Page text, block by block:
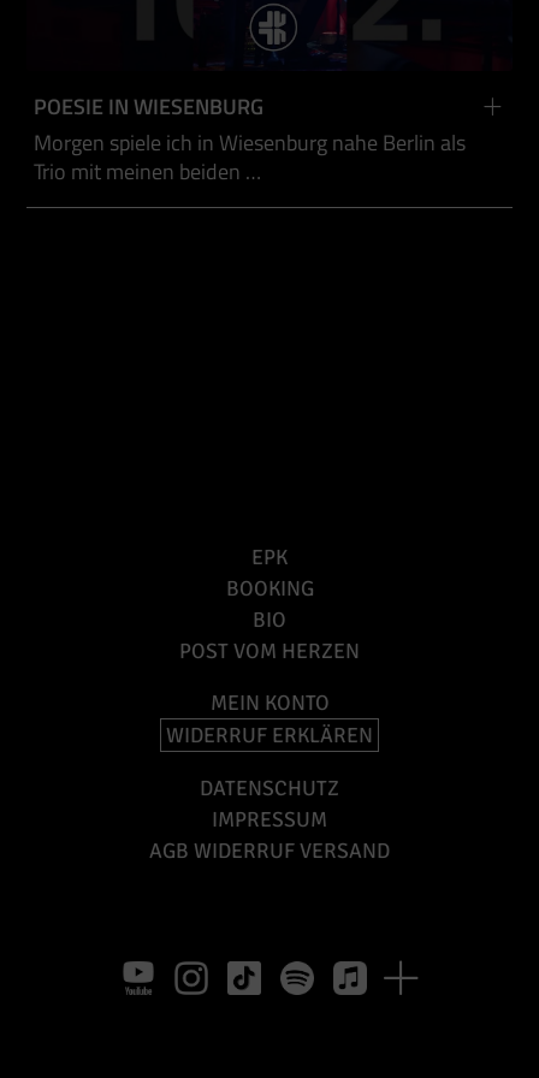
POESIE IN WIESENBURG
Morgen spiele ich in Wiesenburg nahe Berlin als
Trio mit meinen beiden …
EPK
BOOKING
BIO
POST VOM HERZEN
MEIN KONTO
WIDERRUF ERKLÄREN
DATENSCHUTZ
IMPRESSUM
AGB WIDERRUF VERSAND